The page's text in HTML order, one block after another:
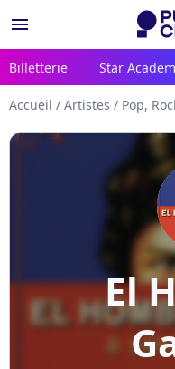
menu
Billetterie Star
Accueil / Artistes / Pop,
El